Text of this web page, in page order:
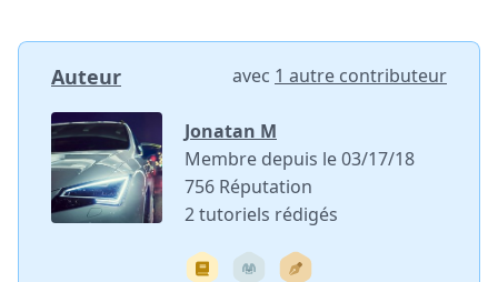
Auteur avec 1 autre contributeur
Jonatan M
Membre depuis le 03/17/18
756 Réputation
2 tutoriels rédigés